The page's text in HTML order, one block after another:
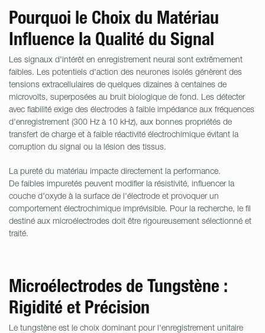
Pourquoi le Choix du Matériau
Influence la Qualité du Signal
Les signaux d'intérêt en enregistrement neural sont extrêmement
faibles. Les potentiels d'action des neurones isolés génèrent des
tensions extracellulaires de quelques dizaines à centaines de
microvolts, superposées au bruit biologique de fond. Les détecter
avec fiabilité exige des électrodes à faible impédance aux fréquences
d'enregistrement (300 Hz à 10 kHz), aux bonnes propriétés de
transfert de charge et à faible réactivité électrochimique évitant la
corruption du signal ou la lésion des tissus.
La pureté du matériau impacte directement la performance.
De faibles impuretés peuvent modifier la résistivité, influencer la
couche d'oxyde à la surface de l'électrode et provoquer un
comportement électrochimique imprévisible. Pour la recherche, le fil
destiné aux microélectrodes doit être rigoureusement sélectionné et
traité.
Microélectrodes de Tungstène :
Rigidité et Précision
Le tungstène est le choix dominant pour l'enregistrement unitaire